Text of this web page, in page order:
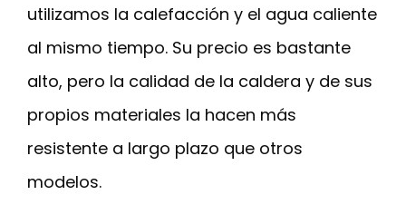
utilizamos la calefacción y el agua caliente
al mismo tiempo. Su precio es bastante
alto, pero la calidad de la caldera y de sus
propios materiales la hacen más
resistente a largo plazo que otros
modelos.